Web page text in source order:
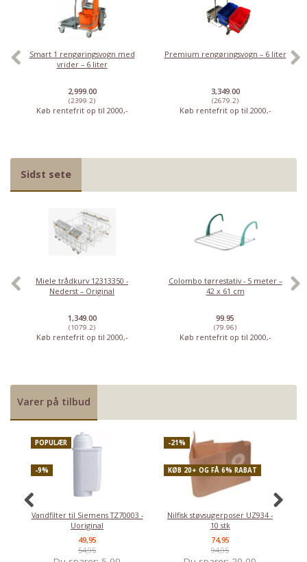
Smart 1 rengøringsvogn med
vrider – 6 liter
2,999.00
(2399.2)
Køb rentefrit op til 2000,-
Premium rengøringsvogn – 6 liter
3,349.00
(2679.2)
Køb rentefrit op til 2000,-
Sidst sete
Miele trådkurv 12313350 -
Nederst – Original
1,349.00
(1079.2)
Køb rentefrit op til 2000,-
Colombo tørrestativ - 5 meter –
42 x 61 cm
99.95
(79.96)
Køb rentefrit op til 2000,-
Varer på tilbud
POPULÆR
-9%
Vandfilter til Siemens TZ70003 -
Uoriginal
49,95
54,95
-21%
KØB 20+ OG FÅ 6% RABAT
Nilfisk støvsugerposer UZ934 -
10 stk
74,95
94,95